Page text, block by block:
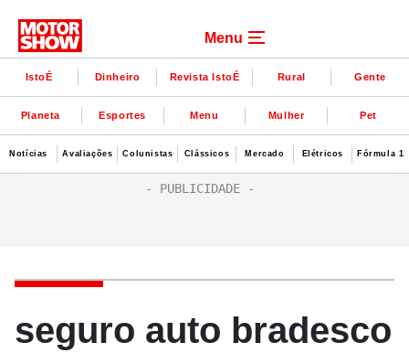
Menu
IstoÉ Dinheiro Revista IstoÉ Rural Gente
Planeta Esportes Menu Mulher Pet
Notícias Avaliações Colunistas Clássicos Mercado Elétricos Fórmula 1
seguro auto bradesco